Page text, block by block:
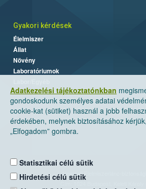
Adatkezelési tájékoztatónkban
gondoskodunk személyes adatai
cookie-kat (sütiket) használ a jobb
érdekében, melynek biztosításához
„Elfogadom” gombra.
Statisztikai célú sütik
Hirdetési célú sütik
Gyakori kérdések
Élelmiszer
Állat
Növény
Laboratóriumok
Nemzeti Élelmiszerlánc-biztonsági